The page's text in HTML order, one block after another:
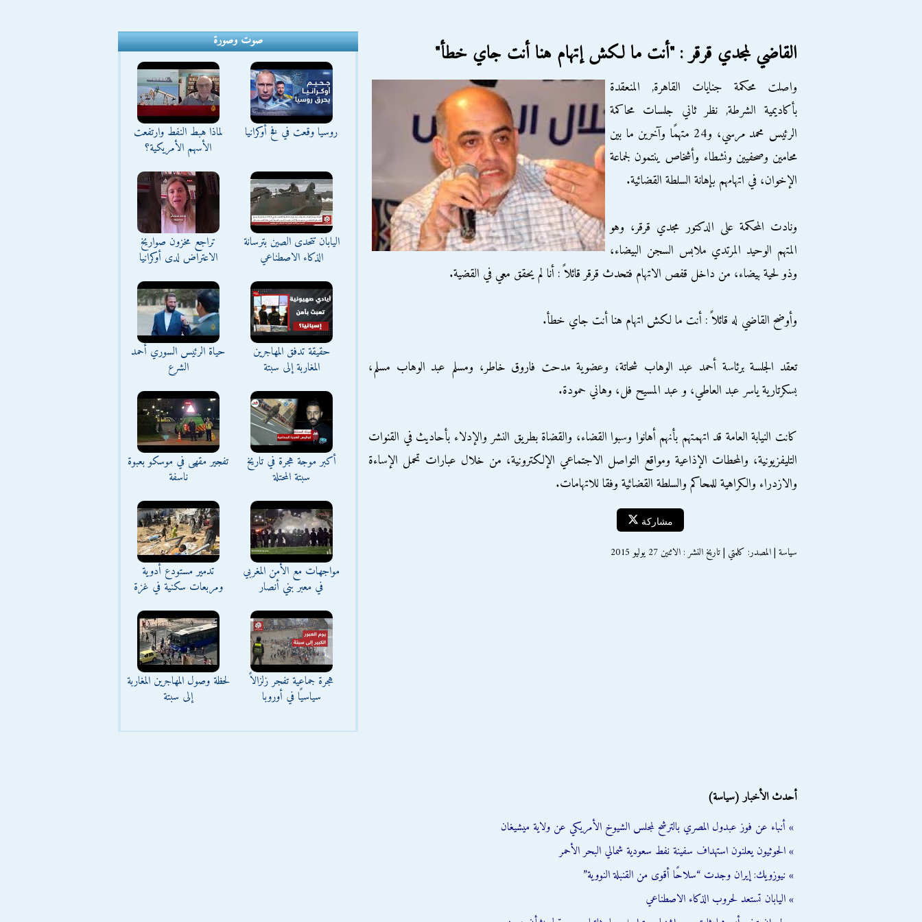
القاضي لمجدي قرقر : "أنت ما لكش إتهام هنا أنت جاي خطأ"
واصلت محكمة جنايات القاهرة, المنعقدة
بأكاديمية الشرطة, نظر ثاني جلسات محاكمة
الرئيس محمد مرسي، و24 متهمًا وآخرين ما بين
محامين وصحفيين ونشطاء وأشخاص ينتمون لجماعة
الإخوان، في اتهامهم بإهانة السلطة القضائية.
ونادت المحكمة على الدكتور مجدي قرقر، وهو
المتهم الوحيد المرتدي ملابس السجن البيضاء،
وذو لحية بيضاء، من داخل قفص الاتهام فتحدث قرقر قائلاً : أنا لم يحقق معي في القضية.
وأوضح القاضي له قائلاً : أنت ما لكش اتهام هنا أنت جاي خطأ.
تعقد الجلسة برئاسة أحمد عبد الوهاب شحاتة، وعضوية مدحت فاروق خاطر، ومسلم عبد الوهاب مسلم،
بسكرتارية ياسر عبد العاطي، و عبد المسيح فل، وهاني حمودة.
كانت النيابة العامة قد اتهمتهم بأنهم أهانوا وسبوا القضاء، والقضاة بطريق النشر والإدلاء بأحاديث في القنوات
التليفزيونية، والمحطات الإذاعية ومواقع التواصل الاجتماعي الإلكترونية، من خلال عبارات تحمل الإساءة
والازدراء والكراهية للمحاكم والسلطة القضائية وفقا للاتهامات.
مشاركة
سياسة | المصدر: كلمتي | تاريخ النشر : الاثنين 27 يوليو 2015
أحدث الأخبار (سياسة)
» أنباء عن فوز عبدول المصري بالترشح لمجلس الشيوخ الأمريكي عن ولاية ميشيغان
» الحوثيون يعلنون استهداف سفينة نفط سعودية شمالي البحر الأحمر
» نيوزويك: إيران وجدت “سلاحًا أقوى من القنبلة النووية”
» اليابان تستعد لحروب الذكاء الاصطناعي
صوت وصورة
روسيا وقعت في فخ أوكرانيا
لماذا هبط النفط وارتفعت
الأسهم الأمريكية؟
اليابان تتحدى الصين بترسانة
الذكاء الاصطناعي
تراجع مخزون صواريخ
الاعتراض لدى أوكرانيا
حقيقة تدفق المهاجرين
المغاربة إلى سبتة
حياة الرئيس السوري أحمد
الشرع
أكبر موجة هجرة في تاريخ
سبتة المحتلة
تفجير مقهى في موسكو بعبوة
ناسفة
مواجهات مع الأمن المغربي
في معبر بني أنصار
تدمير مستودع أدوية
ومربعات سكنية في غزة
هجرة جماعية تفجر زلزالاً
سياسيًا في أوروبا
لحظة وصول المهاجرين المغاربة
إلى سبتة